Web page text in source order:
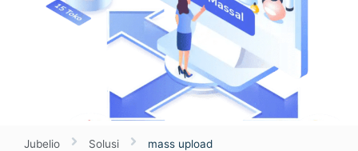
Jubelio Solusi mass upload